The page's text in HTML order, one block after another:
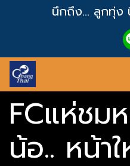
นึกถึง... ลูกทุ่ง
FCแห่ชม
น้อ.. หน้า